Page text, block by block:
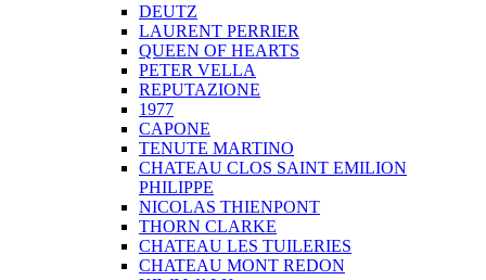
DEUTZ
LAURENT PERRIER
QUEEN OF HEARTS
PETER VELLA
REPUTAZIONE
1977
CAPONE
TENUTE MARTINO
CHATEAU CLOS SAINT EMILION
PHILIPPE
NICOLAS THIENPONT
THORN CLARKE
CHATEAU LES TUILERIES
CHATEAU MONT REDON